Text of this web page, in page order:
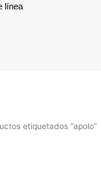
línea
etiquetados “apolo”